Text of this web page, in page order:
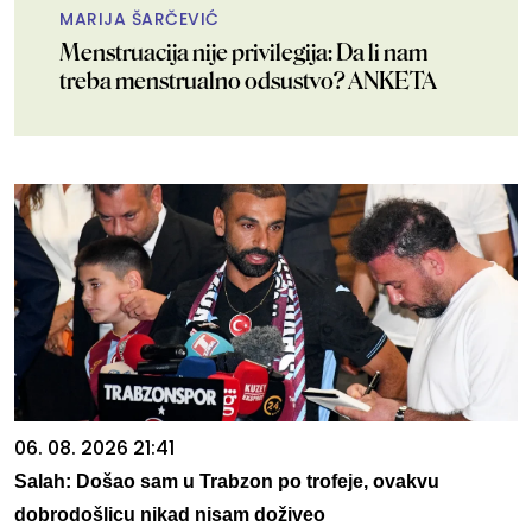
MARIJA ŠARČEVIĆ
Menstruacija nije privilegija: Da li nam
treba menstrualno odsustvo? ANKETA
06. 08. 2026 21:41
Salah: Došao sam u Trabzon po trofeje, ovakvu
dobrodošlicu nikad nisam doživeo